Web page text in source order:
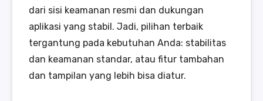
dari sisi keamanan resmi dan dukungan
aplikasi yang stabil. Jadi, pilihan terbaik
tergantung pada kebutuhan Anda: stabilitas
dan keamanan standar, atau fitur tambahan
dan tampilan yang lebih bisa diatur.